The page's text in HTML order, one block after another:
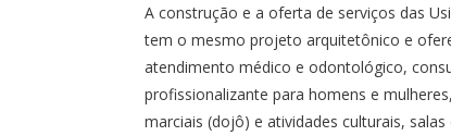
A construção e a oferta de serviços das
tem o mesmo projeto arquitetônico e
atendimento médico e odontológico,
profissionalizante para homens e
marciais (dojô) e atividades culturais,